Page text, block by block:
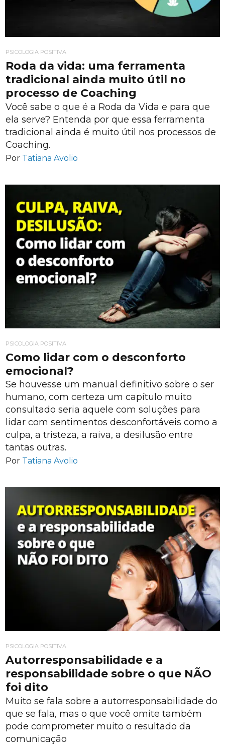
PSICOLOGIA POSITIVA
Roda da vida: uma ferramenta
tradicional ainda muito útil no
processo de Coaching
Você sabe o que é a Roda da Vida e para que
ela serve? Entenda por que essa ferramenta
tradicional ainda é muito útil nos processos de
Coaching.
Por Tatiana Avolio
PSICOLOGIA POSITIVA
Como lidar com o desconforto
emocional?
Se houvesse um manual definitivo sobre o ser
humano, com certeza um capítulo muito
consultado seria aquele com soluções para
lidar com sentimentos desconfortáveis como a
culpa, a tristeza, a raiva, a desilusão entre
tantas outras.
Por Tatiana Avolio
PSICOLOGIA POSITIVA
Autorresponsabilidade e a
responsabilidade sobre o que NÃO
foi dito
Muito se fala sobre a autorresponsabilidade do
que se fala, mas o que você omite também
pode comprometer muito o resultado da
comunicação